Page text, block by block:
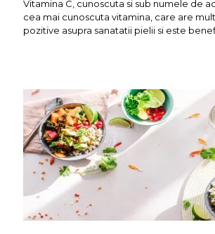
Vitamina C, cunoscuta si sub numele de
cea mai cunoscuta vitamina, care are
pozitive asupra sanatatii pielii si este